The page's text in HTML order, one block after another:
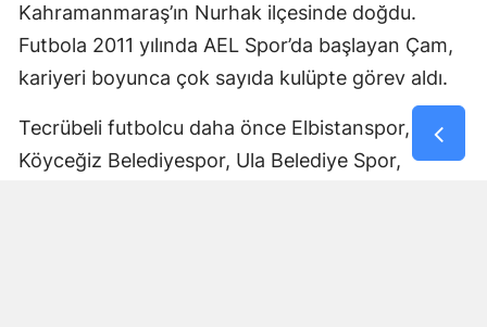
Kahramanmaraş’ın Nurhak ilçesinde doğdu.
Futbola 2011 yılında AEL Spor’da başlayan Çam,
kariyeri boyunca çok sayıda kulüpte görev aldı.
Tecrübeli futbolcu daha önce Elbistanspor,
Köyceğiz Belediyespor, Ula Belediye Spor,